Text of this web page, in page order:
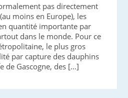
pas directement
moins en Europe), les
quantité importante par
dans le monde. Pour ce
le plus gros
par capture des dauphins
de Gascogne, des […]